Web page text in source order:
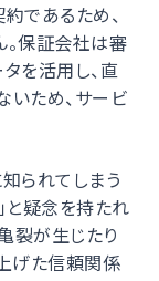
であるため、
保証会社は審
を活用し、直
ため、サービ
られてしまう
と疑念を持たれ
裂が生じたり
げた信頼関係